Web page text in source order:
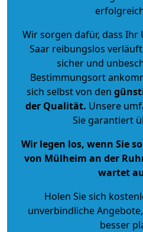
Wir sorgen dafür, dass Ihr
Saar reibungslos
sicher und
Bestimmungsort
sich selbst von den
der Qualität. Unsere
Sie garantiert
Wir legen los, wenn Sie
von Mülheim an der
wartet
Holen Sie sich
unverbindliche Angebote
besser